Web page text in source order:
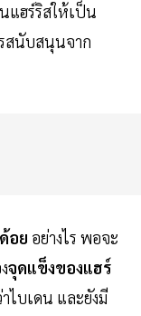
แฮร์ริสให้เป็น
สนับสนุนจาก
อย อย่างไร พอจะ
จุดแข็งของแฮร์
ไบเดน และยังมี